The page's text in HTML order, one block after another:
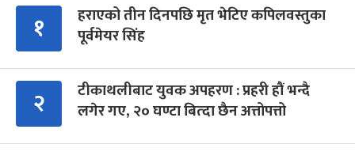
१
हराएको तीन दिनपछि मृत भेटिए कपिलवस्तुका
पूर्वमेयर सिंह
२
टीकाथलीबाट युवक अपहरण : प्रहरी हौं भन्दै
लगेर गए, २० घण्टा बित्दा छैन अत्तोपत्तो